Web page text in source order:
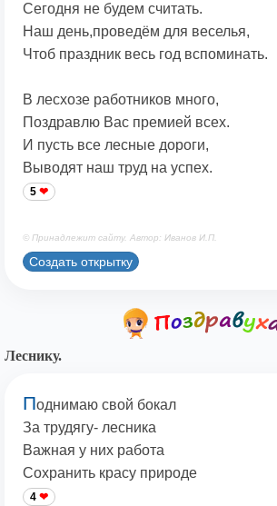
Сегодня не будем считать.
Наш день,проведём для веселья,
Чтоб праздник весь год вспоминать.
В лесхозе работников много,
Поздравлю Вас премией всех.
И пусть все лесные дороги,
Выводят наш труд на успех.
5
© Принадлежит сайту. Автор: Иванов И.П.
Создать открытку
Леснику.
Поднимаю свой бокал
За трудягу- лесника
Важная у них работа
Сохранить красу природе
4